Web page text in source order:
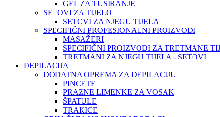
GEL ZA TUŠIRANJE
SETOVI ZA TIJELO
SETOVI ZA NJEGU TIJELA
SPECIFIČNI PROFESIONALNI PROIZVODI
MASAŽERI
SPECIFIČNI PROIZVODI ZA TRETMANE
TRETMANI ZA NJEGU TIJELA - SETOVI
DEPILACIJA
DODATNA OPREMA ZA DEPILACIJU
PINCETE
PRAZNE LIMENKE ZA VOSAK
ŠPATULE
TRAKICE